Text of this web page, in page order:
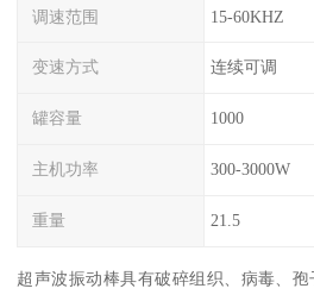
调速范围 15-60KHZ
变速方式 连续可调
罐容量 1000
主机功率 300-3000W
重量 21.5
超声波振动棒具有破碎组织、病毒、孢